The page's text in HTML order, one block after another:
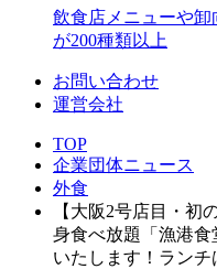
飲食店メニューや卸
が200種類以上
お問い合わせ
運営会社
TOP
企業団体ニュース
外食
【大阪2号店目・初
身食べ放題「漁港食
いたします！ラン